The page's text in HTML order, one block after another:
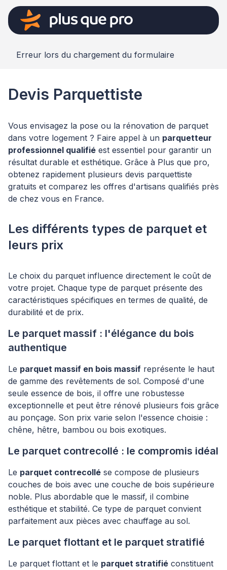
Erreur lors du chargement du formulaire
Devis Parquettiste
Vous envisagez la pose ou la rénovation de parquet
dans votre logement ? Faire appel à un parquetteur
professionnel qualifié est essentiel pour garantir un
résultat durable et esthétique. Grâce à Plus que pro,
obtenez rapidement plusieurs devis parquettiste
gratuits et comparez les offres d'artisans qualifiés près
de chez vous en France.
Les différents types de parquet et
leurs prix
Le choix du parquet influence directement le coût de
votre projet. Chaque type de parquet présente des
caractéristiques spécifiques en termes de qualité, de
durabilité et de prix.
Le parquet massif : l'élégance du bois
authentique
Le parquet massif en bois massif représente le haut
de gamme des revêtements de sol. Composé d'une
seule essence de bois, il offre une robustesse
exceptionnelle et peut être rénové plusieurs fois grâce
au ponçage. Son prix varie selon l'essence choisie :
chêne, hêtre, bambou ou bois exotiques.
Le parquet contrecollé : le compromis idéal
Le parquet contrecollé se compose de plusieurs
couches de bois avec une couche de bois supérieure
noble. Plus abordable que le massif, il combine
esthétique et stabilité. Ce type de parquet convient
parfaitement aux pièces avec chauffage au sol.
Le parquet flottant et le parquet stratifié
Le parquet flottant et le parquet stratifié constituent